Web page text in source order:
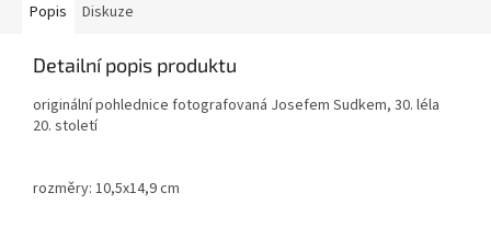
Popis Diskuze
Detailní popis produktu
originální pohlednice fotografovaná Josefem Sudkem, 30. léla
20. století
rozměry: 10,5x14,9 cm